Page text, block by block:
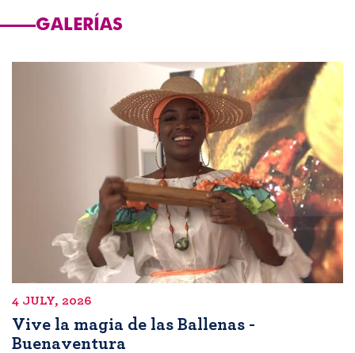
GALERÍAS
4 JULY, 2026
Vive la magia de las Ballenas -
Buenaventura